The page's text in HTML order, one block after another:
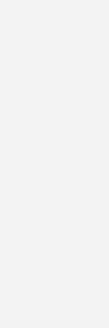
Sie macht